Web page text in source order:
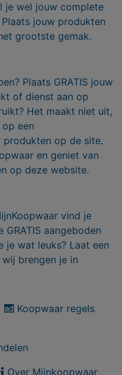
je wel jouw complete
jouw produkten
grootste gemak.
Plaats GRATIS jouw
of dienst aan op
Het maakt niet uit,
een
produkten op de site.
en geniet van
op deze website.
vind je
aangeboden
je wat leuks? Laat een
brengen je in
Koopwaar regels
Over Mijnkoopwaar